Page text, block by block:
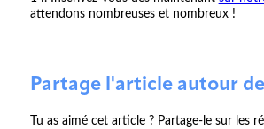
attendons nombreuses et nombreux !
Partage l'article autour
Tu as aimé cet article ? Partage-le sur les